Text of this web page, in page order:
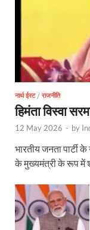
नार्थ ईस्ट/ राजनीति
हिमंता विस्वा
12 May 2026 - by
भारतीय जनता पार्टी
के मुख्यमंत्री के रूप में